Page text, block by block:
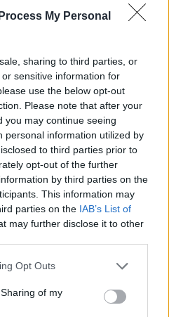
My Personal
sharing to third parties, or
sensitive information for
use the below opt-out
Please note that after your
you may continue seeing
personal information utilized by
to third parties prior to
opt-out of the further
by third parties on the
This information may
parties on the IAB’s List of
may further disclose it to other
Opt Outs
of my
77266 (BLACK 2) (NANO)
στο καλάθι